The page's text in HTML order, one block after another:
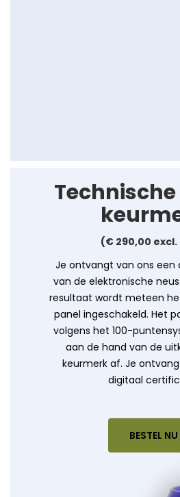
(€ 290,00
Je ontvangt van ons een
van de elektronische
resultaat wordt meteen
panel ingeschakeld. Het
volgens het 100-
aan de hand van de
keurmerk af. Je
digitaal
BESTEL NU